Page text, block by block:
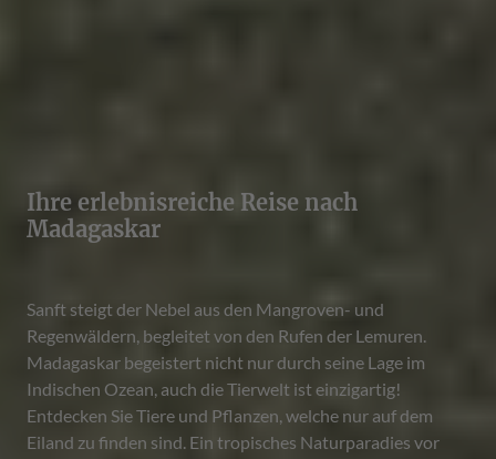
Ihre erlebnisreiche Reise nach
Madagaskar
Sanft steigt der Nebel aus den Mangroven- und
Regenwäldern, begleitet von den Rufen der Lemuren.
Madagaskar begeistert nicht nur durch seine Lage im
Indischen Ozean, auch die Tierwelt ist einzigartig!
Entdecken Sie Tiere und Pflanzen, welche nur auf dem
Eiland zu finden sind. Ein tropisches Naturparadies vor